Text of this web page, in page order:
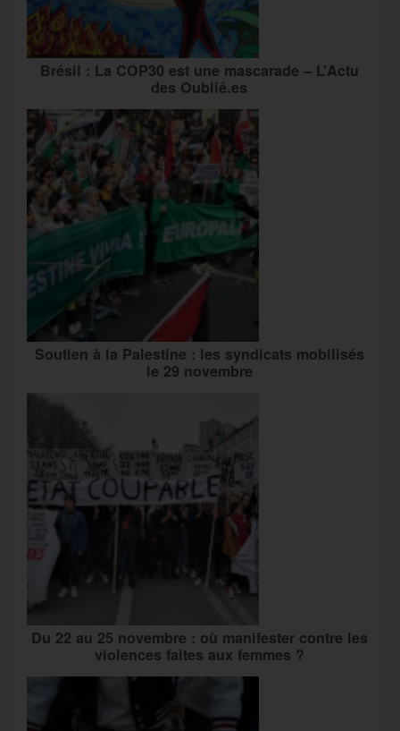
Brésil : La COP30 est une mascarade – L’Actu
des Oublié.es
Soutien à la Palestine : les syndicats mobilisés
le 29 novembre
Du 22 au 25 novembre : où manifester contre les
violences faites aux femmes ?